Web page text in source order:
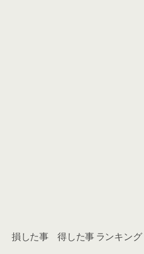
損した事 得した事 ランキング